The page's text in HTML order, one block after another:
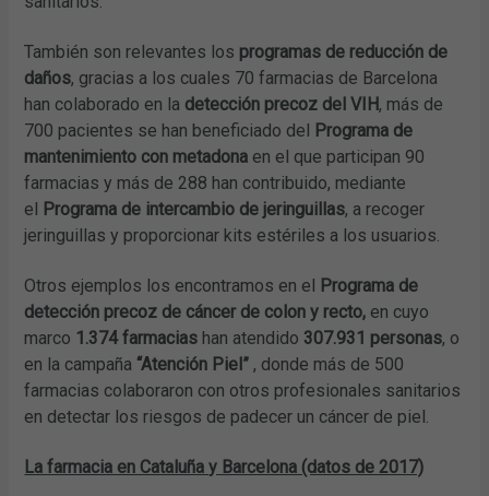
También son relevantes los programas de reducción de
daños, gracias a los cuales 70 farmacias de Barcelona
han colaborado en la detección precoz del VIH, más de
700 pacientes se han beneficiado del Programa de
mantenimiento con metadona en el que participan 90
farmacias y más de 288 han contribuido, mediante
el Programa de intercambio de jeringuillas, a recoger
jeringuillas y proporcionar kits estériles a los usuarios.
Otros ejemplos los encontramos en el Programa de
detección precoz de cáncer de colon y recto, en cuyo
marco 1.374 farmacias han atendido 307.931 personas, o
en la campaña “Atención Piel” , donde más de 500
farmacias colaboraron con otros profesionales sanitarios
en detectar los riesgos de padecer un cáncer de piel.
La farmacia en Cataluña y Barcelona (datos de 2017)